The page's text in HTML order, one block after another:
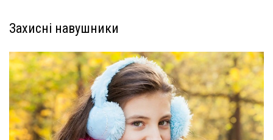
Захисні навушники